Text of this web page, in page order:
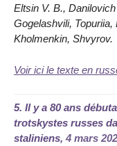
Eltsin V. B.,
Gogelashvili,
Kholmenkin, Shvyrov.
Voir ici le texte en
5. Il y a 80 ans
trotskystes russes
staliniens, 4 mars